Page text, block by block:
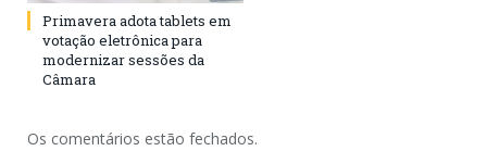
Primavera adota tablets em
votação eletrônica para
modernizar sessões da
Câmara
Os comentários estão fechados.